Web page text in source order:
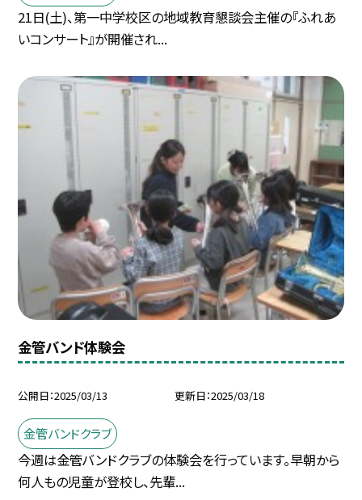
21日(土)、第一中学校区の地域教育懇談会主催の『ふれあ
いコンサート』が開催され...
金管バンド体験会
公開日 2025/03/13 更新日 2025/03/18
金管バンドクラブ
今週は金管バンドクラブの体験会を行っています。早朝から
何人もの児童が登校し、先輩...